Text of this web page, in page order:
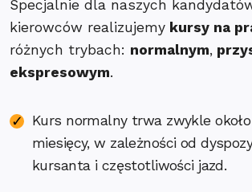
Specjalnie dla naszych
kierowców realizujemy kursy na
różnych trybach: normalnym,
ekspresowym.
Kurs normalny trwa zwykle
miesięcy, w zależności od
kursanta i częstotliwości jazd.